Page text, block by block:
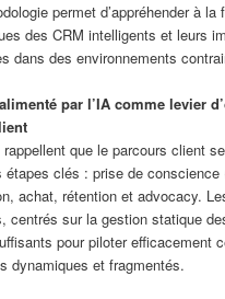
permet d’appréhender à la
des CRM intelligents et leurs
dans des environnements
par l’IA comme levier
rappellent que le parcours client
étapes clés : prise de conscience
achat, rétention et advocacy.
centrés sur la gestion statique
pour piloter efficacement
dynamiques et fragmentés.